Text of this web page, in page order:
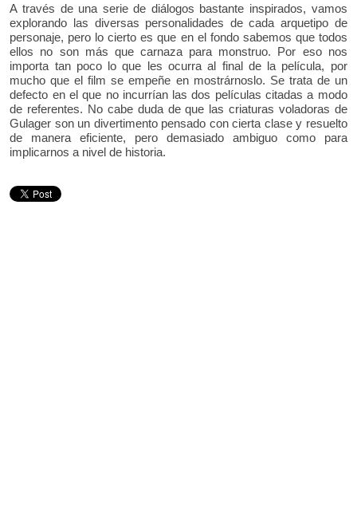
A través de una serie de diálogos bastante inspirados, vamos
explorando las diversas personalidades de cada arquetipo de
personaje, pero lo cierto es que en el fondo sabemos que todos
ellos no son más que carnaza para monstruo. Por eso nos
importa tan poco lo que les ocurra al final de la película, por
mucho que el film se empeñe en mostrárnoslo. Se trata de un
defecto en el que no incurrían las dos películas citadas a modo
de referentes. No cabe duda de que las criaturas voladoras de
Gulager son un divertimento pensado con cierta clase y resuelto
de manera eficiente, pero demasiado ambiguo como para
implicarnos a nivel de historia.